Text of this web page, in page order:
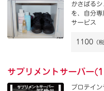
かさばる
を、自分
サービス
1100 （
サプリメントサーバー
プロテイ